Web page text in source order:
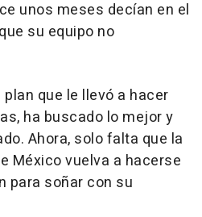
unos meses decían en el
su equipo no
que le llevó a hacer
ha buscado lo mejor y
Ahora, solo falta que la
México vuelva a hacerse
para soñar con su